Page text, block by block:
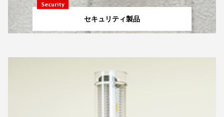
Security
セキュリティ製品